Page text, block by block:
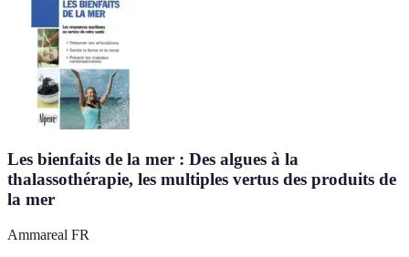
Les bienfaits de la mer : Des algues à la
thalassothérapie, les multiples vertus des produits de
la mer
Ammareal FR